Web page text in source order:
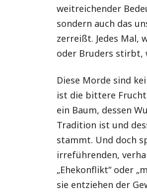
weitreichender
sondern auch das
zerreißt. Jedes Mal,
oder Bruders stirbt,
Diese Morde sind
ist die bittere
ein Baum, dessen
Tradition ist und
stammt. Und doch
irreführenden,
„Ehekonflikt“ oder
sie entziehen der